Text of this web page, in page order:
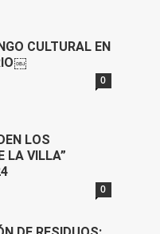
CULTURAL EN
0
LOS
LA VILLA”
0